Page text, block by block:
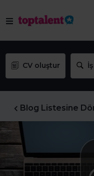
CV oluştur
Blog Listesine